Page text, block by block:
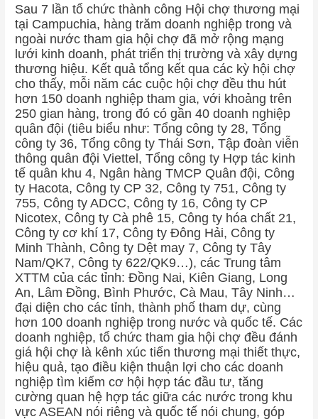
Sau 7 lần tổ chức thành công Hội chợ thương mại
tại Campuchia, hàng trăm doanh nghiệp trong và
ngoài nước tham gia hội chợ đã mở rộng mạng
lưới kinh doanh, phát triển thị trường và xây dựng
thương hiệu. Kết quả tổng kết qua các kỳ hội chợ
cho thấy, mỗi năm các cuộc hội chợ đều thu hút
hơn 150 doanh nghiệp tham gia, với khoảng trên
250 gian hàng, trong đó có gần 40 doanh nghiệp
quân đội (tiêu biểu như: Tổng công ty 28, Tổng
công ty 36, Tổng công ty Thái Sơn, Tập đoàn viễn
thông quân đội Viettel, Tổng công ty Hợp tác kinh
tế quân khu 4, Ngân hàng TMCP Quân đội, Công
ty Hacota, Công ty CP 32, Công ty 751, Công ty
755, Công ty ADCC, Công ty 16, Công ty CP
Nicotex, Công ty Cà phê 15, Công ty hóa chất 21,
Công ty cơ khí 17, Công ty Đông Hải, Công ty
Minh Thành, Công ty Dệt may 7, Công ty Tây
Nam/QK7, Công ty 622/QK9…), các Trung tâm
XTTM của các tỉnh: Đồng Nai, Kiên Giang, Long
An, Lâm Đồng, Bình Phước, Cà Mau, Tây Ninh…
đại diện cho các tỉnh, thành phố tham dự, cùng
hơn 100 doanh nghiệp trong nước và quốc tế. Các
doanh nghiệp, tổ chức tham gia hội chợ đều đánh
giá hội chợ là kênh xúc tiến thương mại thiết thực,
hiệu quả, tạo điều kiện thuận lợi cho các doanh
nghiệp tìm kiếm cơ hội hợp tác đầu tư, tăng
cường quan hệ hợp tác giữa các nước trong khu
vực ASEAN nói riêng và quốc tế nói chung, góp